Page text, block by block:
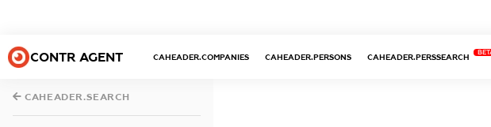
CONTR AGENT CAHEADER.COMPANIES CAHEADER.PERSONS CAHEADER.PERSSEARCH
CAHEADER.SEARCH